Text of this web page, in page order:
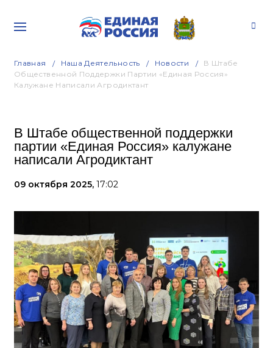
Главная Наша Деятельность Новости
В Штабе
Общественной Поддержки Партии «Единая Россия»
Калужане Написали Агродиктант
В Штабе общественной поддержки
партии «Единая Россия» калужане
написали Агродиктант
09 октября 2025, 17:02